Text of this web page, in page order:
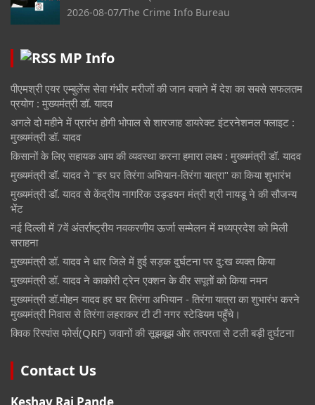
2026-08-07 The Crime Info Bureau
MP Info
पीएमश्री एयर एम्बुलेंस सेवा गंभीर मरीजों की जान बचाने में देश का सबसे सफलतम
प्रयोग : मुख्यमंत्री डॉ. यादव
अगले दो महीने में प्रारंभ होगी भोपाल से शारजाह डायरेक्ट इंटरनेशनल फ्लाइट :
मुख्यमंत्री डॉ. यादव
किसानों के लिए सहायक आय की व्यवस्था करना हमारा लक्ष्य : मुख्यमंत्री डॉ. यादव
मुख्यमंत्री डॉ. यादव ने "हर घर तिरंगा अभियान-तिरंगा यात्रा" का किया शुभारंभ
मुख्यमंत्री डॉ. यादव से केंद्रीय नागरिक उड्डयन मंत्री श्री नायडू ने की सौजन्य
भेंट
नई दिल्ली में 7वें अंतर्राष्ट्रीय नवकरणीय ऊर्जा सम्मेलन में मध्यप्रदेश को मिली
सराहना
मुख्यमंत्री डॉ. यादव ने धार जिले में हुई सड़क दुर्घटना पर दु:ख व्यक्त किया
मुख्यमंत्री डॉ. यादव ने काकोरी ट्रेन एक्शन के वीर सपूतों को किया नमन
मुख्यमंत्री डॉ.मोहन यादव हर घर तिरंगा अभियान - तिरंगा यात्रा का शुभारंभ करने
मुख्यमंत्री निवास से तिरंगा लहराकर टी टी नगर स्टेडियम पहुँचे।
क्विक रिस्पांस फोर्स(QRF) जवानों की सूझबूझ ओर तत्परता से टली बड़ी दुर्घटना
Contact Us